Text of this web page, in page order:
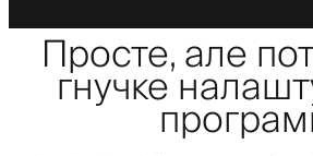
Просте, але
гнучке